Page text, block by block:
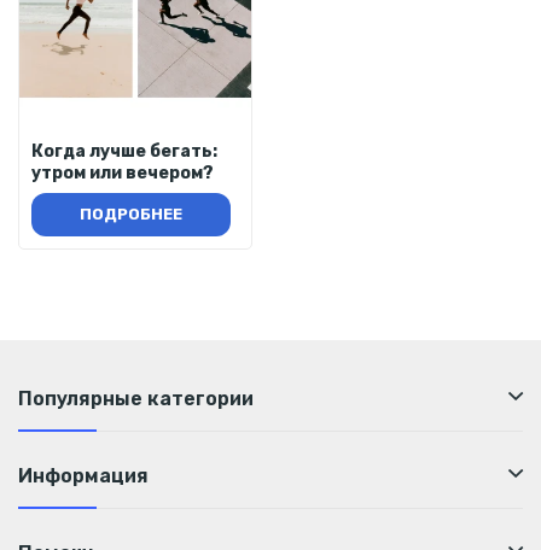
Когда лучше бегать:
утром или вечером?
ПОДРОБНЕЕ
Популярные категории
Информация